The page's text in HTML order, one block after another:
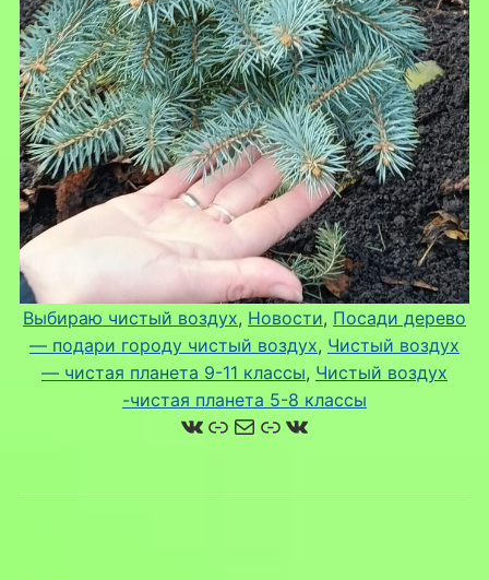
Выбираю чистый воздух, Новости, Посади дерево
— подари городу чистый воздух, Чистый воздух
— чистая планета 9-11 классы, Чистый воздух
-чистая планета 5-8 классы
ВКонтакте
Ссылка
Почта
Ссылка
ВКонтакте